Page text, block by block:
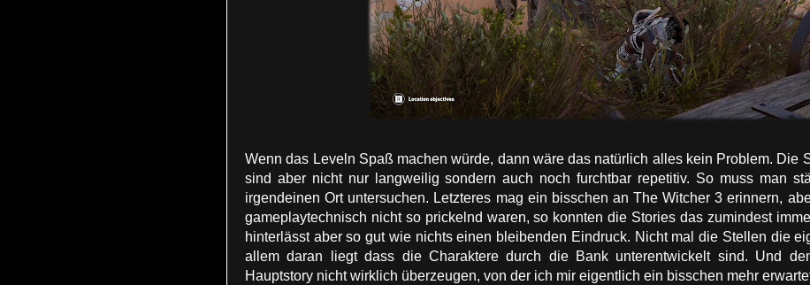
Wenn das Leveln Spaß machen würde, dann wäre das natürlich alles kein Problem. Die
sind aber nicht nur langweilig sondern auch noch furchtbar repetitiv. So muss man
irgendeinen Ort untersuchen. Letzteres mag ein bisschen an The Witcher 3 erinnern,
gameplaytechnisch nicht so prickelnd waren, so konnten die Stories das zumindest
hinterlässt aber so gut wie nichts einen bleibenden Eindruck. Nicht mal die Stellen die
allem daran liegt dass die Charaktere durch die Bank unterentwickelt sind. Und
Hauptstory nicht wirklich überzeugen, von der ich mir eigentlich ein bisschen mehr